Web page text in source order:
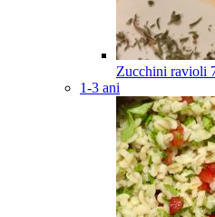
Zucchini ravioli
1-3 ani